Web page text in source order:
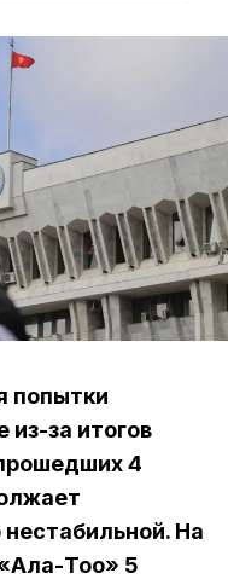
попытки
из-за итогов
4
На
Тоо» 5